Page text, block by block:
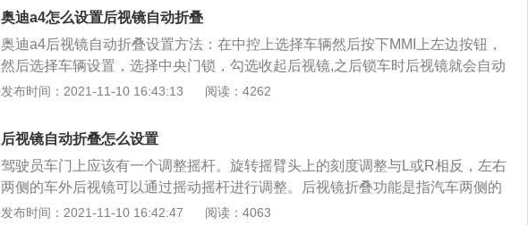
驾驶员在行车时要注意后视镜的调整，调整到最适合的位置行驶是最佳的。
以及强劲轮廓的进风口，无一不散发着汽车的运动气息。国产奥迪a6l与海外版奥
迪a6保持一致，具有浓烈的奥迪品牌特征。汽车的后视镜一般位于汽车头部的左
右两侧和汽车内部的前方，是用于反映汽车后方、汽车侧方和汽车下方情况，使
驾驶员可以看清这些位置的情况，扩大驾驶员的视野范围。
奥迪a4怎么设置后视镜自动折叠
奥迪a4后视镜自动折叠设置方法：在中控上选择车辆然后按下MMI上左边按钮，
然后选择车辆设置，选择中央门锁，勾选收起后视镜,之后锁车时后视镜就会自动
收起了。奥迪A4L驾驶员侧门板上的后视镜调节旋钮选择到折叠功能后，另外后
位置，那么必须以电动方式将后视镜完全折叠起来。在任何情况下都不得用手将
后视镜护罩扳回原位，否则会影响后视镜机械机构的功能。在奥迪A4L的MMI系
统中，选择汽车-个性化-车辆设置-中央门锁-收起后视镜，则在锁车时会自动折叠
起外后视镜。频繁地操纵后视镜折叠开关会导致后视镜折叠电机过热，后视镜折
叠电机进入过热保护状态，暂时不能折叠。等电机冷却以后折叠功能恢复正常。
发布时间：2021-11-10 16:43:13 阅读：4262
后视镜自动折叠怎么设置
驾驶员车门上应该有一个调整摇杆。旋转摇臂头上的刻度调整与L或R相反，左右
两侧的车外后视镜可以通过摇动摇杆进行调整。后视镜折叠功能是指汽车两侧的
后视镜在必要时可以折叠和缩回。后视镜折叠方法：1.后视镜折叠按钮：靠近驾
发布时间：2021-11-10 16:42:47 阅读：4063